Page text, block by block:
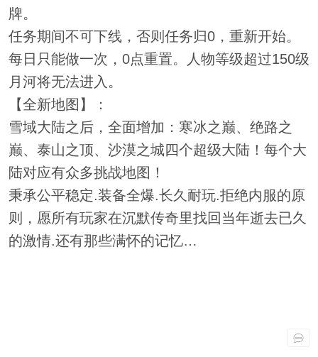
牌。
任务期间不可下线，否则任务归0，重新开始。
每日只能做一次，0点重置。人物等级超过150级
月河将无法进入。
【全新地图】：
雪域大陆之后，全面增加：寒冰之巅、绝路之
巅、泰山之顶、沙漠之城四个超级大陆！每个大
陆对应有众多挑战地图！
秉承公平稳定.装备全爆.长久耐玩.拒绝内服的原
则，愿所有玩家在沉默传奇里找回当年逝去已久
的激情.还有那些满怀的记忆…